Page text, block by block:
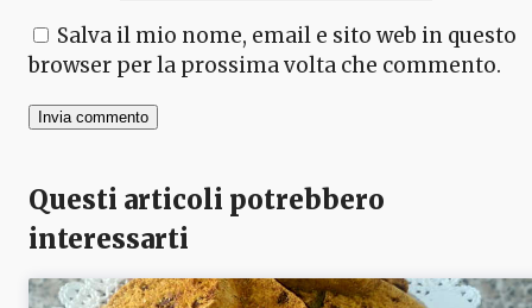
Salva il mio nome, email e sito web in questo
browser per la prossima volta che commento.
Questi articoli potrebbero
interessarti